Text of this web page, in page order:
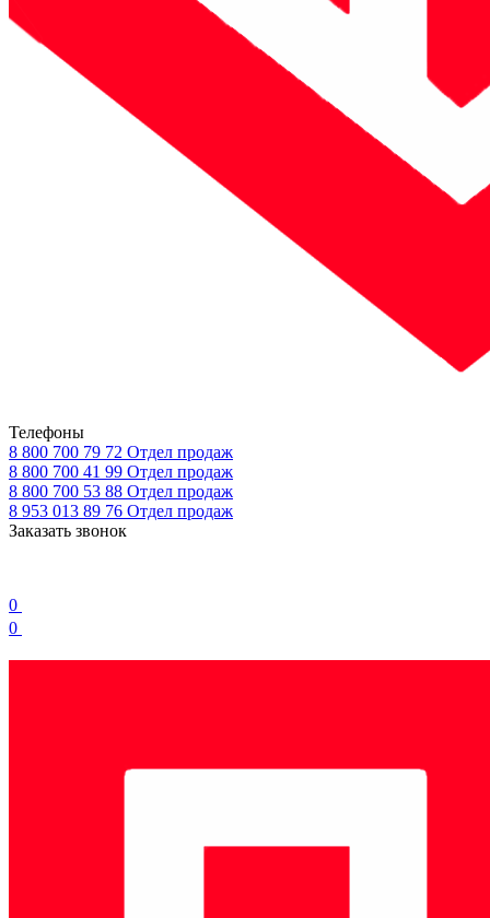
Телефоны
8 800 700 79 72 Отдел продаж
8 800 700 41 99 Отдел продаж
8 800 700 53 88 Отдел продаж
8 953 013 89 76 Отдел продаж
Заказать звонок
0
0